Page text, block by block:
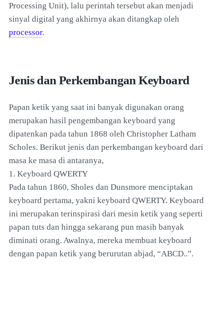
Processing Unit), lalu perintah tersebut akan menjadi
sinyal digital yang akhirnya akan ditangkap oleh
processor.
Jenis dan Perkembangan Keyboard
Papan ketik yang saat ini banyak digunakan orang
merupakan hasil pengembangan keyboard yang
dipatenkan pada tahun 1868 oleh Christopher Latham
Scholes. Berikut jenis dan perkembangan keyboard dari
masa ke masa di antaranya,
1. Keyboard QWERTY
Pada tahun 1860, Sholes dan Dunsmore menciptakan
keyboard pertama, yakni keyboard QWERTY. Keyboard
ini merupakan terinspirasi dari mesin ketik yang seperti
papan tuts dan hingga sekarang pun masih banyak
diminati orang. Awalnya, mereka membuat keyboard
dengan papan ketik yang berurutan abjad, “ABCD..”.